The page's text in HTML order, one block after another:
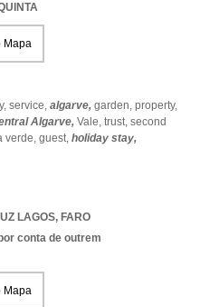
Mapa
service, algarve, garden, property,
Algarve, Vale, trust, second
verde, guest, holiday stay,
LAGOS, FARO
conta de outrem
Mapa